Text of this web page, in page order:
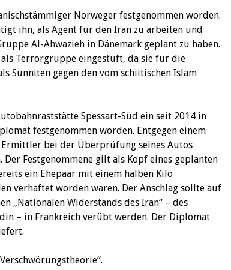
Norweger festgenommen worden.
ihn, als Agent für den Iran zu arbeiten und
Al-Ahwazieh in Dänemark geplant zu haben.
Terrorgruppe eingestuft, da sie für die
Sunniten gegen den vom schiitischen Islam
Spessart-Süd ein seit 2014 in
festgenommen worden. Entgegen einem
bei der Überprüfung seines Autos
Festgenommene gilt als Kopf eines geplanten
ein Ehepaar mit einem halben Kilo
verhaftet worden waren. Der Anschlag sollte auf
„Nationalen Widerstands des Iran“ – des
– in Frankreich verübt werden. Der Diplomat